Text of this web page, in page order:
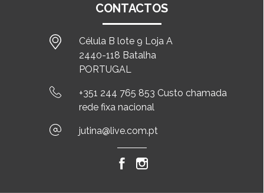
CONTACTOS
Célula B lote 9 Loja A
2440-118 Batalha
PORTUGAL
+351 244 765 853 Custo chamada
rede fixa nacional
jutina@live.com.pt